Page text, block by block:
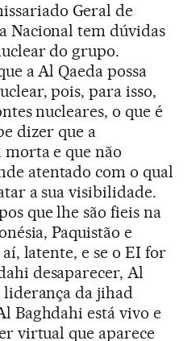
Geral de
Nacional tem dúvidas
do grupo.
a Al Qaeda possa
pois, para isso,
nucleares, o que é
dizer que a
morta e que não
atentado com o qual
a sua visibilidade.
que lhe são fieis na
Paquistão e
latente, e se o EI for
desaparecer, Al
da jihad
Baghdahi está vivo e
virtual que aparece